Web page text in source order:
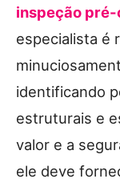
inspeção
especialista é
identificando
estruturais e
valor e a
ele deve